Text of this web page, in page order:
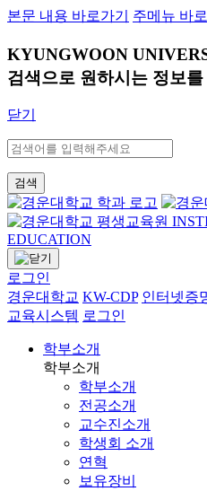
본문 내용 바로가기 주메뉴 바로
KYUNGWOON
검색으로 원하시는 정보
닫기
검색
로그인
경운대학교 KW-CDP 인터넷증
교육시스템 로그인
학부소개
학부소개
학부소개
전공소개
교수진소개
학생회 소개
연혁
보유장비